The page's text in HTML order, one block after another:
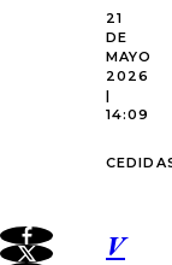
21
DE
MAYO
2026
|
14:09
V